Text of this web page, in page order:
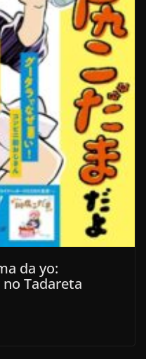
da yo:
Tadareta